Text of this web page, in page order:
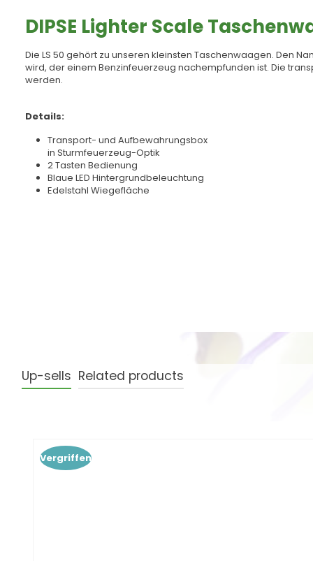
DIPSE Lighter Scale
Die LS 50 gehört zu unseren kleinsten Taschenwaagen. Den
wird, der einem Benzinfeuerzeug nachempfunden ist. Die
werden.
Details:
Transport- und Aufbewahrungsbox
in Sturmfeuerzeug-Optik
2 Tasten Bedienung
Blaue LED Hintergrundbeleuchtung
Edelstahl Wiegefläche
Up-sells Related products
Vergriffen